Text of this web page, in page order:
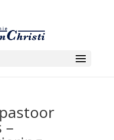
–